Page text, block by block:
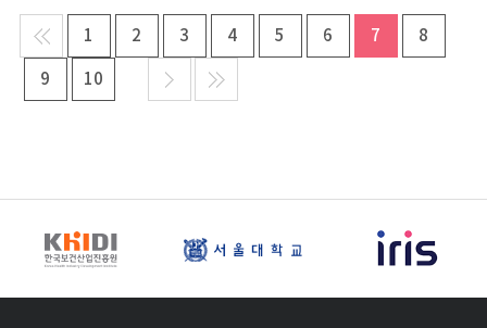
1 2 3 4 5 6 7 8
9 10